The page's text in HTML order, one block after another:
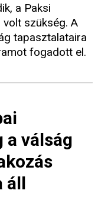
a Paksi
szükség. A
tapasztalataira
fogadott el.
a válság
áll